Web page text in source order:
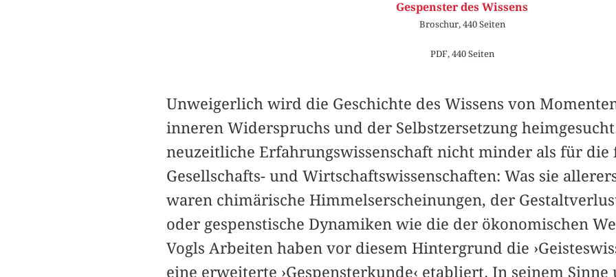
Gespenster des Wissens
Broschur, 440 Seiten
PDF, 440 Seiten
Unweigerlich wird die Geschichte des Wissens von
inneren Widerspruchs und der Selbstzersetzung
neuzeitliche Erfahrungswissenschaft nicht minder als für die
Gesellschafts- und Wirtschaftswissenschaften: Was sie
waren chimärische Himmelserscheinungen, der
oder gespenstische Dynamiken wie die der ökonomischen
Vogls Arbeiten haben vor diesem Hintergrund die
eine erweiterte ›Gespensterkunde‹ etabliert. In seinem Sinne